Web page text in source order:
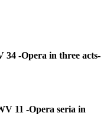
34 -Opera in three acts-
11 -Opera seria in